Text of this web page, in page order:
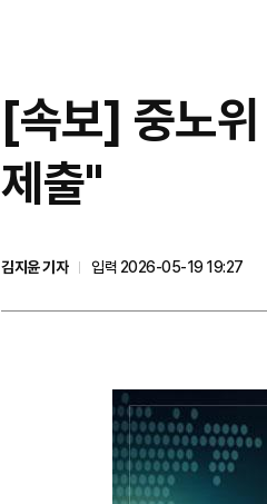
[속보] 중노
제출"
김지윤 기자
입력 2026-05-19 19:27